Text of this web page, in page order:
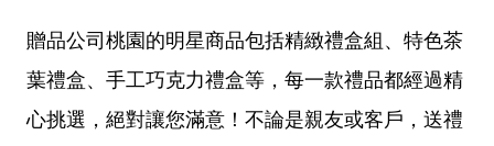
贈品公司桃園的明星商品包括精緻禮盒組、特色茶
葉禮盒、手工巧克力禮盒等，每一款禮品都經過精
心挑選，絕對讓您滿意！不論是親友或客戶，送禮